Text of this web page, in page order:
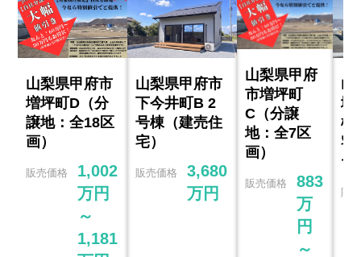
山梨県甲府市
増坪町D（分
譲地：全18区
画）
販売価格
1,002
万円
～
1,181
山梨県甲府市
下今井町B 2
号棟（建売住
宅）
販売価格
3,680
万円
山梨県甲府
市増坪町
C（分譲
地：全7区
画）
販売価格
883
万
円
～
山
増
棟
宅
デ
販